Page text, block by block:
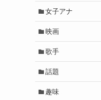
女子アナ
映画
歌手
話題
趣味